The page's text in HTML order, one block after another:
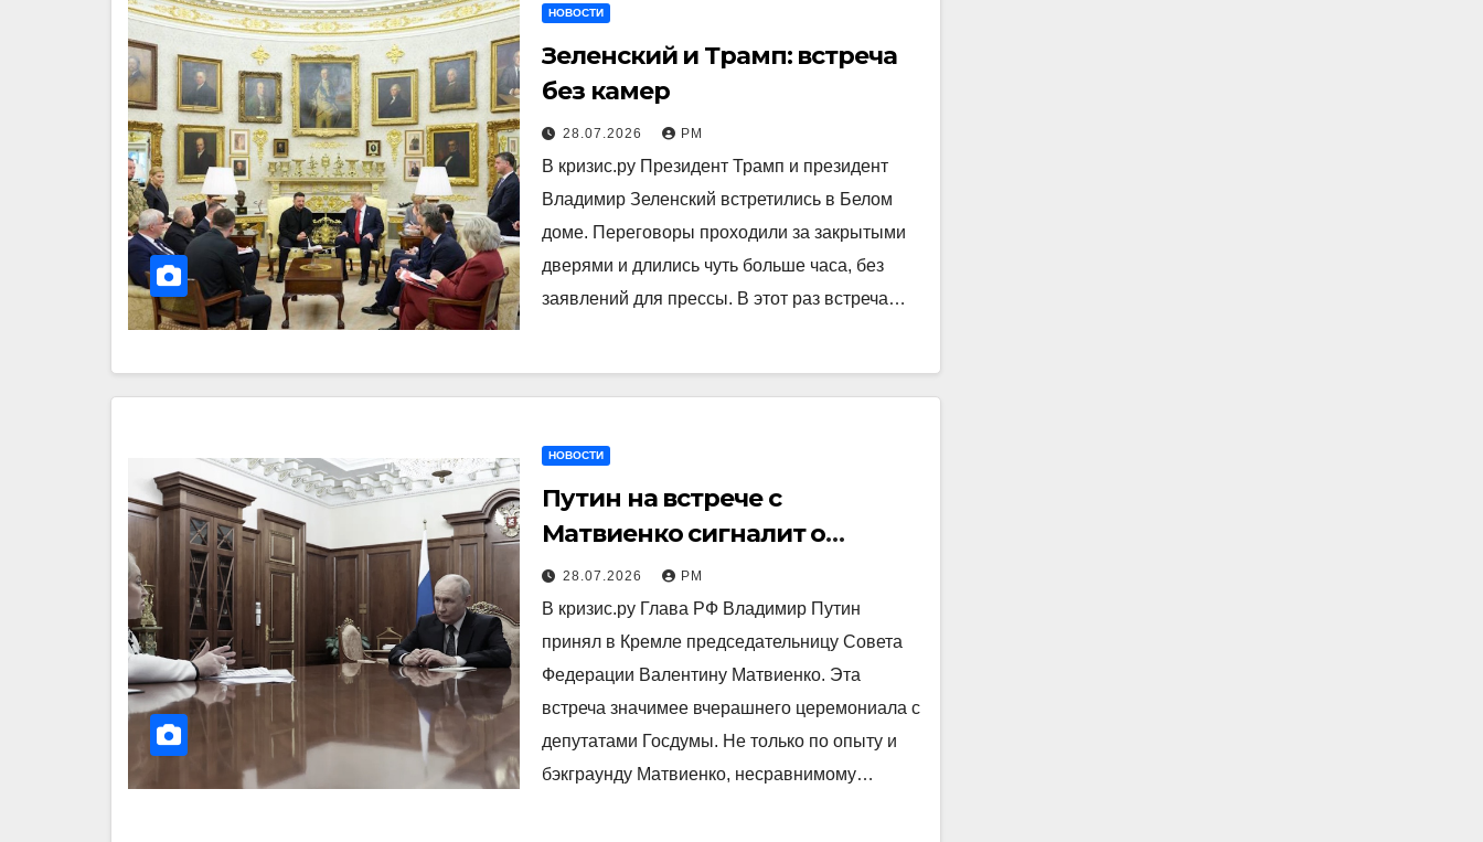
НОВОСТИ
Зеленский и Трамп: встреча
без камер
28.07.2026 РМ
В кризис.ру Президент Трамп и президент
Владимир Зеленский встретились в Белом
доме. Переговоры проходили за закрытыми
дверями и длились чуть больше часа, без
заявлений для прессы. В этот раз встреча…
НОВОСТИ
Путин на встрече с
Матвиенко сигналит о
предстоящем по осени
28.07.2026 РМ
В кризис.ру Глава РФ Владимир Путин
принял в Кремле председательницу Совета
Федерации Валентину Матвиенко. Эта
встреча значимее вчерашнего церемониала с
депутатами Госдумы. Не только по опыту и
бэкграунду Матвиенко, несравнимому…